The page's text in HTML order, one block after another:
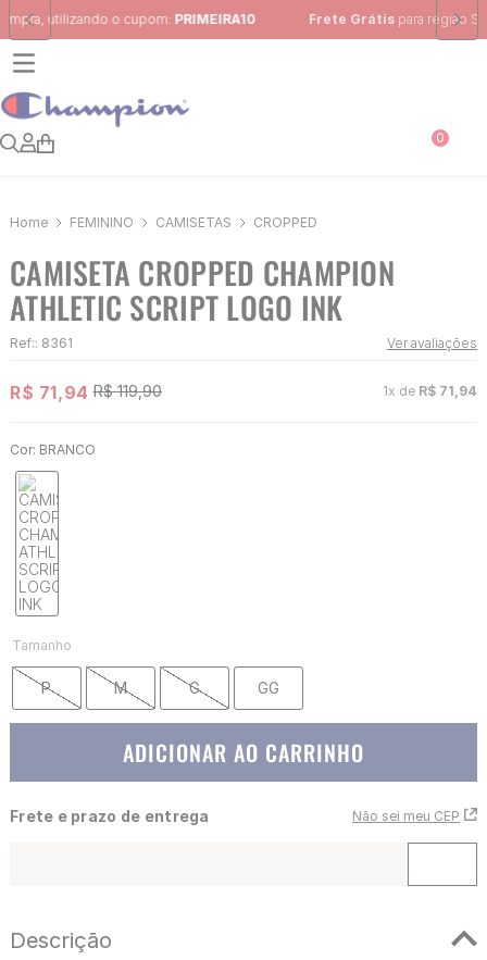
Frete Grátispara região Sudeste em pedidos acima de R$ 399,00
0
FEMININO CAMISETAS CROPPED
CAMISETA CROPPED CHAMPION
ATHLETIC SCRIPT LOGO INK
Ref:: 8361 Ver avaliações
R$ 71,94 R$ 119,90 1x de R$ 71 94
Cor: BRANCO
Tamanho
P M G GG
ADICIONAR AO CARRINHO
Frete e prazo de entrega Não sei meu CEP
Descrição